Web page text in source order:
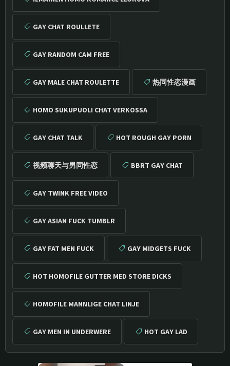
GAY CHAT ROULLETE
GAY RANDOM CAM FREE
GAY MALE CHAT ROULETTE 热同性恋漫画
HOMO SUKUPUOLI CHAT VERKOSSA
GAY CHAT TALK HOT ROUGH GAY PORN
视频聊天与男同性恋 BBRT GAY CHAT
GAY TWINK FREE VIDEO
GAY ASIAN FUCK TUMBLR
GAY FAT MEN FUCK GAY MIDGETS FUCK
HOT HOMOFILE GUTTER MED STORE DICKS
HOMOFILE MANNLIGE CHAT LINJE
GAY MEN IN UNDERWERE HOT GAY LAD